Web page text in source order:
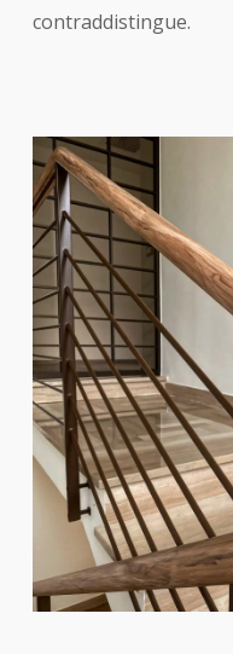
contraddistingue.